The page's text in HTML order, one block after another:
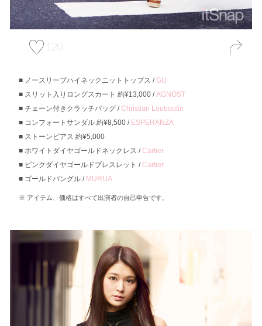
120
ノースリーブハイネックニットトップス /GU
スリット入りロングスカート 約¥13,000 /AGNOST
チェーン付きクラッチバッグ /Christian Louboutin
コンフォートサンダル 約¥8,500 / ESPERANZA
ストーンピアス 約¥5,000
ホワイトダイヤゴールドネックレス /Cartier
ピンクダイヤゴールドブレスレット /Cartier
ゴールドバングル / MURUA
アイテム、価格はすべて出演者の自己申告です。